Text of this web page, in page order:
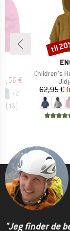
pris
€
+2
( 16)
Artikel
Children's Hooded
62,95 €
Rabat
til
"Jeg finder de